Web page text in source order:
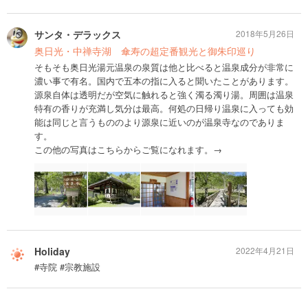
サンタ・デラックス
奥日光・中禅寺湖 傘寿の超定番観光と御朱印巡り
そもそも奥日光湯元温泉の泉質は他と比べると温泉成分が非常に
濃い事で有名。国内で五本の指に入ると聞いたことがあります。
源泉自体は透明だが空気に触れると強く濁る濁り湯。周囲は温泉
特有の香りが充満し気分は最高。何処の日帰り温泉に入っても効
能は同じと言うもののより源泉に近いのが温泉寺なのでありま
す。
この他の写真はこちらからご覧になれます。→
2018年5月26日
Holiday
#寺院 #宗教施設
2022年4月21日